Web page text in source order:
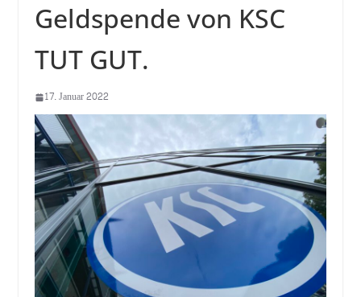
Geldspende von KSC
TUT GUT.
17. Januar 2022